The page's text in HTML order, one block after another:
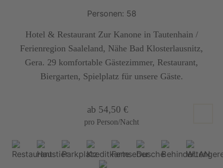
Personen: 58
Hotel & Restaurant Zur Kanone in Tautenhain /
Ferienregion Saaleland, Nähe Bad Klosterlausnitz,
Gera. 29 komfortable Gästezimmer, Restaurant,
Biergarten, Spielplatz für unsere Gäste.
ab 54,50 €
pro Person/Nacht